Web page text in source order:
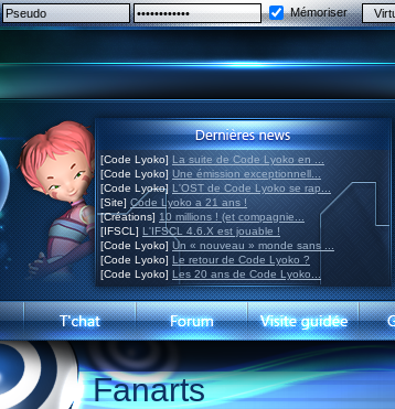
Mémoriser
[Code Lyoko] La suite de Code Lyoko en ...
[Code Lyoko] Une émission exceptionnell...
[Code Lyoko] L'OST de Code Lyoko se rap...
[Site] Code Lyoko a 21 ans !
[Créations] 10 millions ! (et compagnie...
[IFSCL] L'IFSCL 4.6.X est jouable !
[Code Lyoko] Un « nouveau » monde sans ...
[Code Lyoko] Le retour de Code Lyoko ?
[Code Lyoko] Les 20 ans de Code Lyoko...
Fanarts